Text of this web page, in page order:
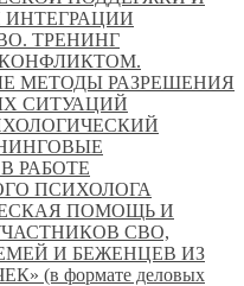
ТРЕНИНГ
МЕТОДЫ РАЗРЕШЕНИЯ
СИТУАЦИЙ
РАБОТЕ
ПСИХОЛОГА
ПОМОЩЬ И
СВО,
И БЕЖЕНЦЕВ ИЗ
(в формате деловых